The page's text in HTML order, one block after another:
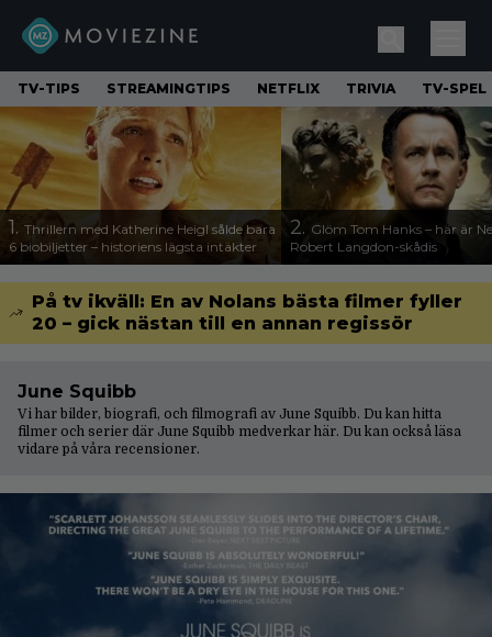
TV-TIPS STREAMINGTIPS NETFLIX TRIVIA TV-SPEL
1. Thrillern med Katherine Heigl sålde bara
6 biobiljetter – historiens lägsta intäkter
2. Glöm Tom Hanks – här är
Robert Langdon-skådis
På tv ikväll: En av Nolans bästa filmer fyller
20 – gick nästan till en annan regissör
June Squibb
Vi har bilder, biografi, och filmografi av June Squibb. Du kan hitta
filmer och serier där June Squibb medverkar här. Du kan också läsa
vidare på våra recensioner.